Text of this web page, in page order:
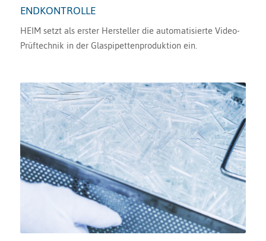
ENDKONTROLLE
HEIM setzt als erster Hersteller die automatisierte Video-
Prüftechnik in der Glaspipettenproduktion ein.